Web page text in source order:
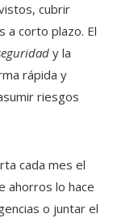
cubrir
a corto plazo. El
y la
rápida y
riesgos
cada mes el
ahorros lo hace
o juntar el